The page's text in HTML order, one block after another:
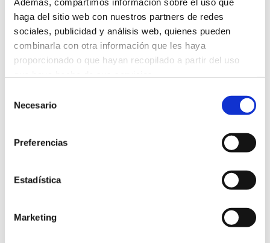
haga del sitio web con nuestros partners de redes
sociales, publicidad y análisis web, quienes pueden
combinarla con otra información que les haya
proporcionado o que hayan recopilado a partir del uso
Más información
Necesario
Preferencias
Estadística
Marketing
Ajakápoló stick SPF 20